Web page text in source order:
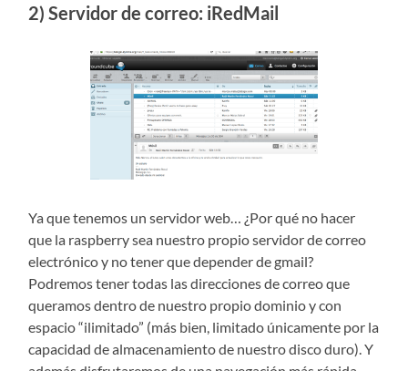
2) Servidor de correo: iRedMail
Ya que tenemos un servidor web… ¿Por qué no hacer
que la raspberry sea nuestro propio servidor de correo
electrónico y no tener que depender de gmail?
Podremos tener todas las direcciones de correo que
queramos dentro de nuestro propio dominio y con
espacio “ilimitado” (más bien, limitado únicamente por la
capacidad de almacenamiento de nuestro disco duro). Y